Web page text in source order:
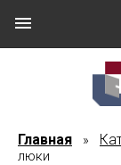
Главная »
люки